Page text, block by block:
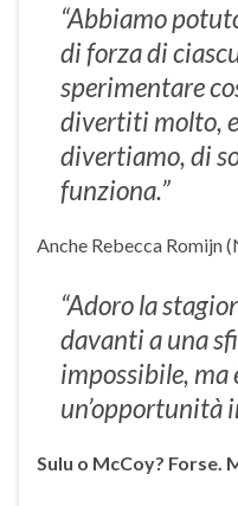
“Abbiamo
di forza di
sperimentare
divertiti molto,
divertiamo, di
funziona.”
Anche Rebecca Romijn
“Adoro la
davanti a una
impossibile, ma
un’opportunità
Sulu o McCoy? Forse.